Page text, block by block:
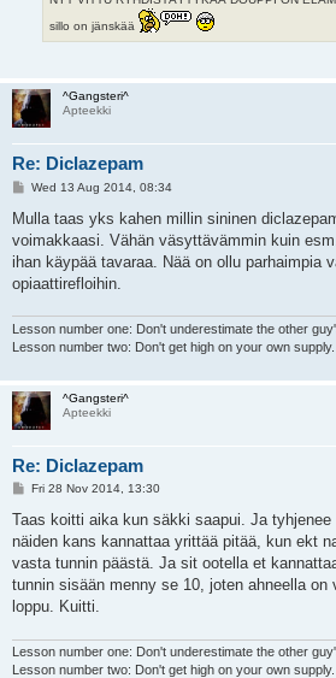
sillo on jänskää
^Gangsteri^
Apteekki
Re: Diclazepam
P
s
Wed 13 Aug 2014, 08:34
Mulla taas yks kahen millin sininen
voimakkaasi. Vähän väsyttävämmin kuin
ihan käypää tavaraa. Nää on ollu parhaimpia
opiaattirefloihin.
Lesson number one: Don't underestimate the other
Lesson number two: Don't get high on your own supply.
^Gangsteri^
Apteekki
Re: Diclazepam
P
s
Fri 28 Nov 2014, 13:30
Taas koitti aika kun säkki saapui. Ja
näiden kans kannattaa yrittää pitää, kun ekt
vasta tunnin päästä. Ja sit ootella et
tunnin sisään menny se 10, joten ahneella on
loppu. Kuitti.
Lesson number one: Don't underestimate the other
Lesson number two: Don't get high on your own supply.